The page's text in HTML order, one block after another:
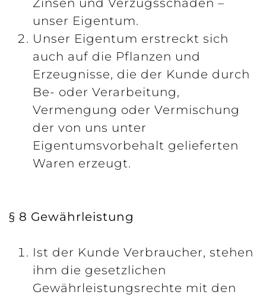
Zinsen und Verzugsschäden –
unser Eigentum.
Unser Eigentum erstreckt sich
auch auf die Pflanzen und
Erzeugnisse, die der Kunde durch
Be- oder Verarbeitung,
Vermengung oder Vermischung
der von uns unter
Eigentumsvorbehalt gelieferten
Waren erzeugt.
§ 8 Gewährleistung
Ist der Kunde Verbraucher, stehen
ihm die gesetzlichen
Gewährleistungsrechte mit den